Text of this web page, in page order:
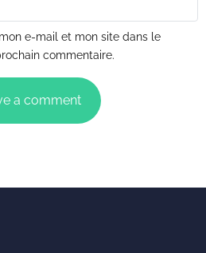
e-mail et mon site dans le
commentaire.